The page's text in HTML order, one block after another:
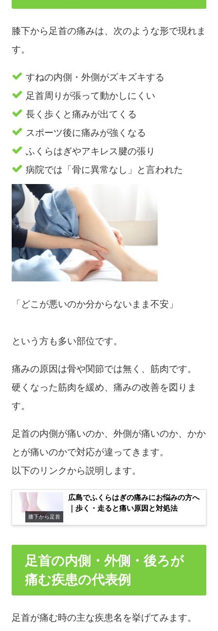
膝下から足首の痛みは、次のような形で現れま
す。
すねの内側・外側がズキズキする
足首周りが張って動かしにくい
長く歩くと痛みが出てくる
スポーツ後に痛みが強くなる
ふくらはぎやアキレス腱の張り
病院では「骨に異常なし」と言われた
「どこが悪いのか分からないまま不安」
という方も多い部位です。
痛みの原因は骨や関節では無く、筋肉です。
硬くなった筋肉を緩め、痛みの改善を図りま
す。
足首の内側が痛いのか、外側が痛いのか、かか
とが痛いのかで対応が違ってきます。
以下のリンクから説明します。
膝下から足首
広島でふくらはぎの痛みにお悩みの方へ
｜歩く・走ると痛い原因と対処法
足首の内側・外側・後ろが
痛む疾患の代表例
足首が痛む時の主な疾患名を挙げてみます。